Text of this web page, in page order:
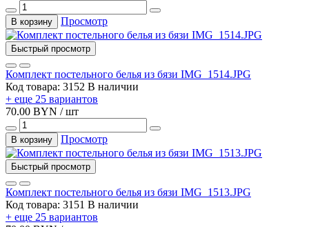
В корзину Просмотр
Быстрый просмотр
Комплект постельного белья из бязи IMG_1514.JPG
Код товара: 3152 В наличии
+ еще 25 вариантов
70.00 BYN / шт
В корзину Просмотр
Быстрый просмотр
Комплект постельного белья из бязи IMG_1513.JPG
Код товара: 3151 В наличии
+ еще 25 вариантов